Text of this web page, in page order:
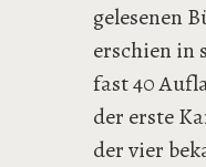
gelesenen
erschien in
fast 40
der erste
der vier